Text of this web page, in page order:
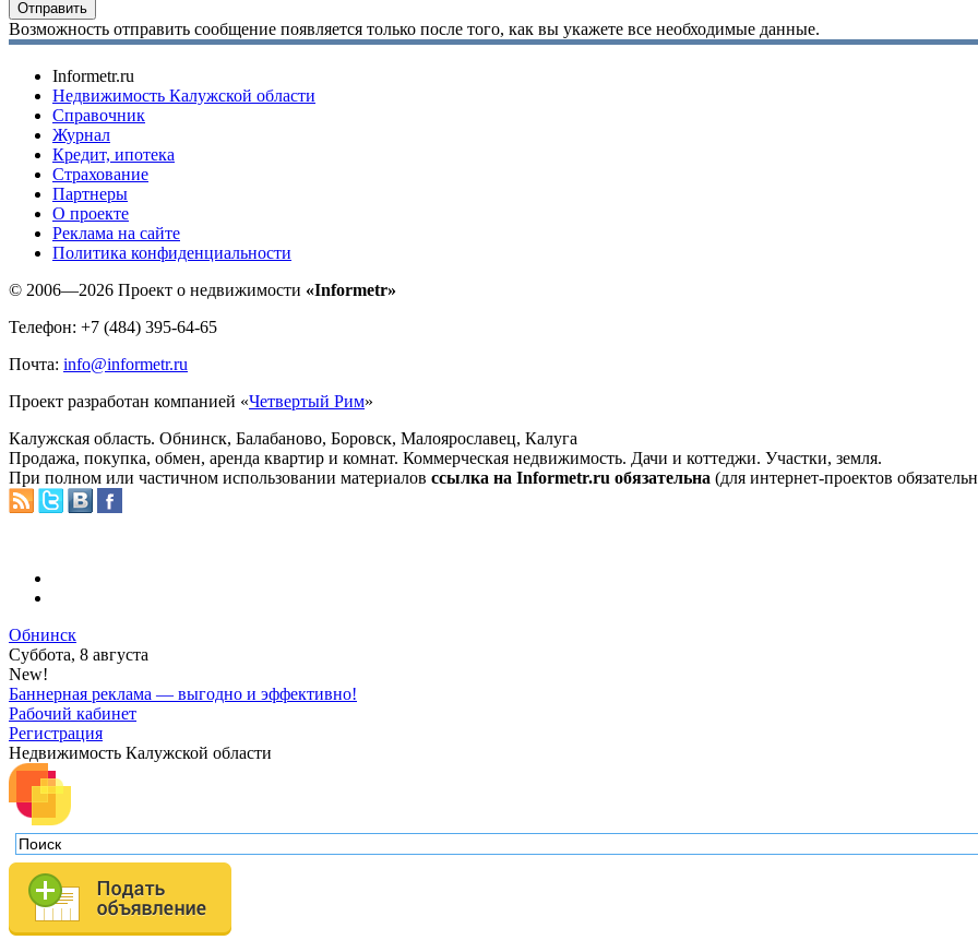
Возможность отправить сообщение появляется только после того, как вы укажете все необходимые данные.
Informetr.ru
Недвижимость Калужской области
Справочник
Журнал
Кредит, ипотека
Страхование
Партнеры
O проекте
Реклама на сайте
Политика конфиденциальности
© 2006—2026 Проект о недвижимости «Informetr»
Телефон: +7 (484) 395-64-65
Почта: info@informetr.ru
Проект разработан компанией «Четвертый Рим»
Калужская область. Обнинск, Балабаново, Боровск, Малоярославец, Калуга
Продажа, покупка, обмен, аренда квартир и комнат. Коммерческая недвижимость. Дачи и коттеджи. Участки, земля.
При полном или частичном использовании материалов ссылка на Informetr.ru обязательна (для интернет-проектов
Обнинск
Суббота, 8 августа
New!
Баннерная реклама — выгодно и эффективно!
Рабочий кабинет
Регистрация
Недвижимость Калужской области